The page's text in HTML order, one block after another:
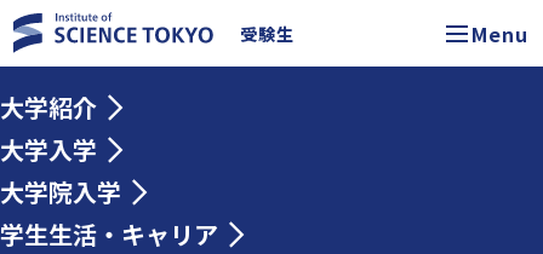
受験生 Menu
大学紹介
大学入学
大学院入学
学生生活・キャリア